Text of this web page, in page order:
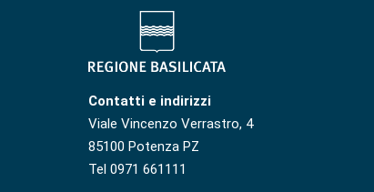
Contatti e indirizzi
Viale Vincenzo Verrastro, 4
85100 Potenza PZ
Tel 0971 661111